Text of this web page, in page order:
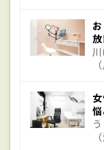
ステロンは
スが崩れ、
宮内膜が増
ている。ま
するタイプ
満、閉経が